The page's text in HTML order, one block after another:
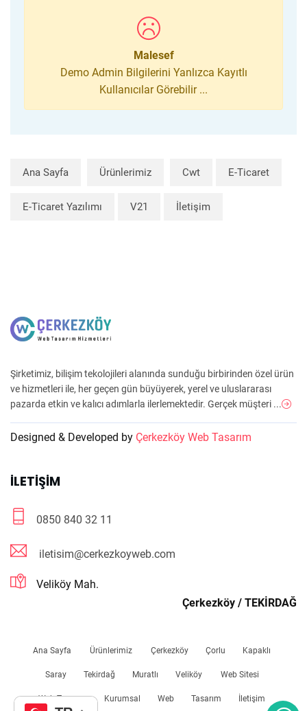
Malesef
Demo Admin Bilgilerini Yanlızca Kayıtlı
Kullanıcılar Görebilir ...
Ana Sayfa Ürünlerimiz Cwt E-Ticaret
E-Ticaret Yazılımı V21 İletişim
Şirketimiz, bilişim tekolojileri alanında sunduğu birbirinden özel ürün
ve hizmetleri ile, her geçen gün büyüyerek, yerel ve uluslararası
pazarda etkin ve kalıcı adımlarla ilerlemektedir. Gerçek müşteri ...
Designed & Developed by Çerkezköy Web Tasarım
İLETIŞIM
0850 840 32 11
iletisim@cerkezkoyweb.com
Veliköy Mah.
Çerkezköy / TEKİRDAĞ
Ana Sayfa Ürünlerimiz Çerkezköy Çorlu Kapaklı
Saray Tekirdağ Muratlı Veliköy Web Sitesi
Web Tasarım Kurumsal Web Tasarım İletişim